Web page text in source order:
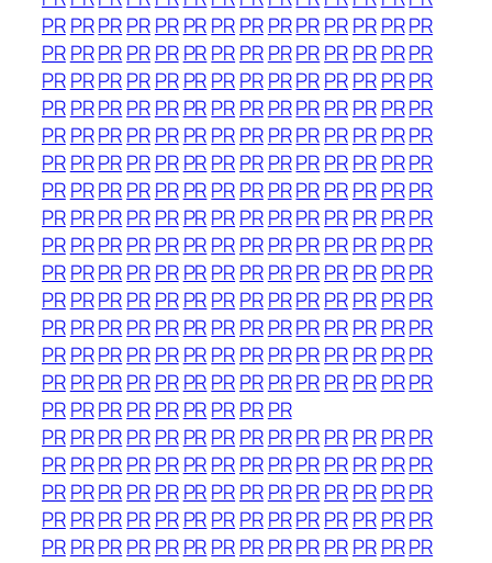
PRPRPRPRPR PRPRPRPRPRPRPR PRPR
PRPRPRPRPR PRPRPRPRPRPRPR PRPR
PRPRPRPRPR PRPRPRPRPRPRPR PRPR
PRPRPRPRPR PRPRPRPRPRPRPR PRPR
PRPRPRPRPR PRPRPRPRPRPRPR PRPR
PRPRPRPRPR PRPRPRPRPRPRPR PRPR
PRPRPRPRPR PRPRPRPRPRPRPR PRPR
PRPRPRPRPR PRPRPRPRPRPRPR PRPR
PRPRPRPRPR PRPRPRPRPRPRPR PRPR
PRPRPRPRPR PRPRPRPRPRPRPR PRPR
PRPRPRPRPR PRPRPRPRPRPRPR PRPR
PRPRPRPRPR PRPRPRPRPRPRPR PRPR
PRPRPRPRPR PRPRPRPRPRPRPR PRPR
PRPRPRPRPR PRPRPRPRPRPRPR PRPR
PRPRPRPRPR PRPRPRPR
PRPRPRPRPR PRPRPRPRPRPRPR PRPR
PRPRPRPRPR PRPRPRPRPRPRPR PRPR
PRPRPRPRPR PRPRPRPRPRPRPR PRPR
PRPRPRPRPR PRPRPRPRPRPRPR PRPR
PRPRPRPRPR PRPRPRPRPRPRPR PRPR